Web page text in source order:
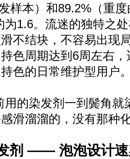
样本）和89.2%（重
1.6。流迷的独特之
不结块，不容易出现
色周期达到6周左右
色的日常维护型用户
用的染发剂一到鬓角
滑溜溜的，没有那种
剂 —— 泡泡设计速